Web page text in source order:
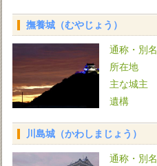
撫養城（むやじょう）
通称・別名
所在地
主な城主
遺構
川島城（かわしまじょう）
通称・別名